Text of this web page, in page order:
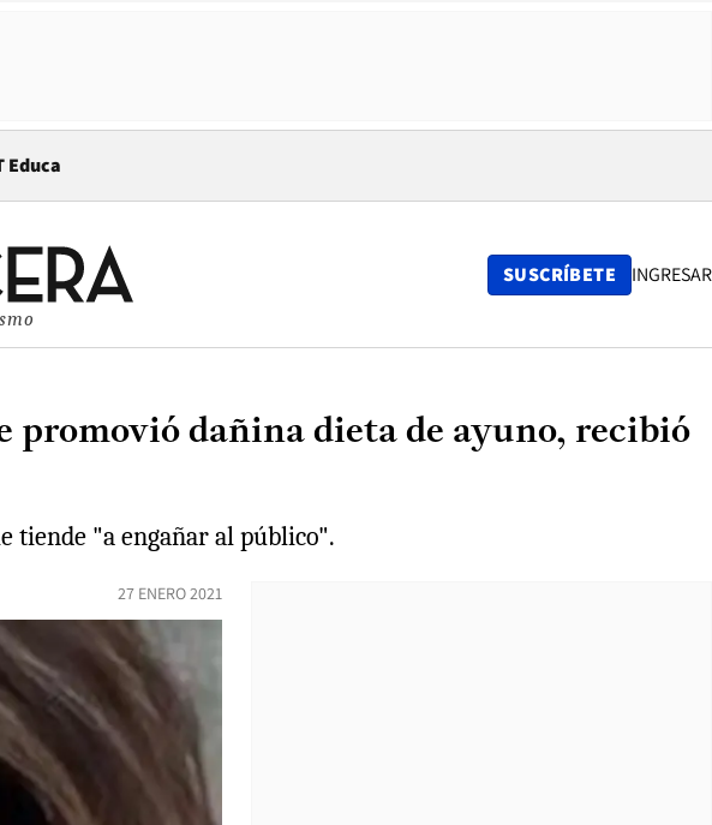
in new window
Educa
SUSCRÍBETE INGRESAR
dañina dieta de ayuno, recibió
tiende "a engañar al público".
27 ENERO 2021